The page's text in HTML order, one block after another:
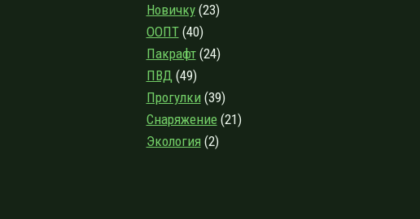
Новичку(23)
ООПТ(40)
Пакрафт(24)
ПВД(49)
Прогулки(39)
Снаряжение(21)
Экология(2)